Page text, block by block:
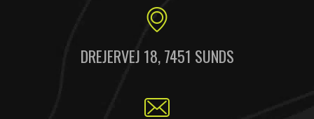
DREJERVEJ 18, 7451 SUNDS